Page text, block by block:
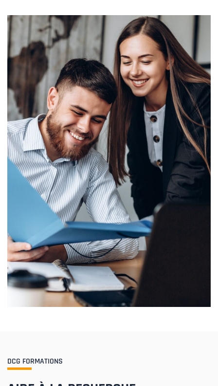
DCG FORMATIONS